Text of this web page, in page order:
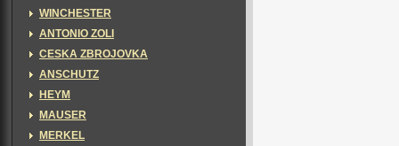
WINCHESTER
ANTONIO ZOLI
CESKA ZBROJOVKA
ANSCHUTZ
HEYM
MAUSER
MERKEL